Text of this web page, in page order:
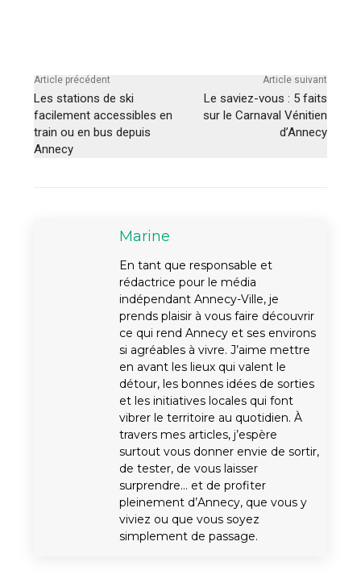
Article précédent
Les stations de ski
facilement accessibles en
train ou en bus depuis
Annecy
Article suivant
Le saviez-vous : 5 faits
sur le Carnaval Vénitien
d’Annecy
Marine
En tant que responsable et
rédactrice pour le média
indépendant Annecy-Ville, je
prends plaisir à vous faire découvrir
ce qui rend Annecy et ses environs
si agréables à vivre. J’aime mettre
en avant les lieux qui valent le
détour, les bonnes idées de sorties
et les initiatives locales qui font
vibrer le territoire au quotidien. À
travers mes articles, j’espère
surtout vous donner envie de sortir,
de tester, de vous laisser
surprendre… et de profiter
pleinement d’Annecy, que vous y
viviez ou que vous soyez
simplement de passage.